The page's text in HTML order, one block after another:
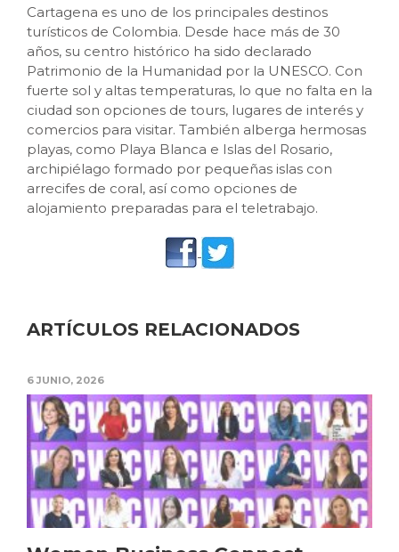
Cartagena es uno de los principales destinos
turísticos de Colombia. Desde hace más de 30
años, su centro histórico ha sido declarado
Patrimonio de la Humanidad por la UNESCO. Con
fuerte sol y altas temperaturas, lo que no falta en la
ciudad son opciones de tours, lugares de interés y
comercios para visitar. También alberga hermosas
playas, como Playa Blanca e Islas del Rosario,
archipiélago formado por pequeñas islas con
arrecifes de coral, así como opciones de
alojamiento preparadas para el teletrabajo.
ARTÍCULOS RELACIONADOS
6 JUNIO, 2026